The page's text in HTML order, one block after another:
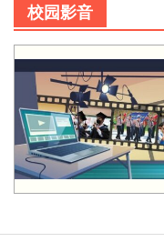
校园影音